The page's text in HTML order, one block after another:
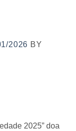
2026 BY
2025” doa